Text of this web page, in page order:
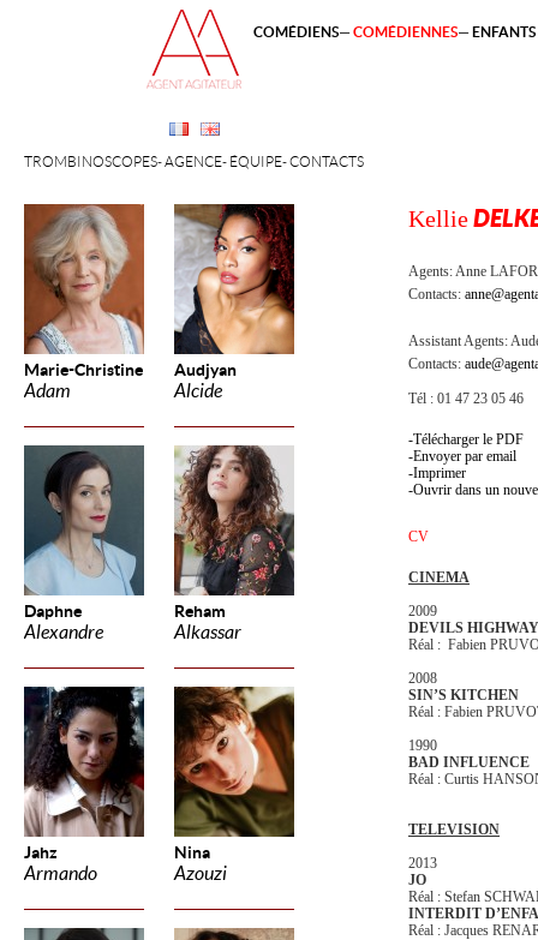
Marie-Christine
Adam
Audjyan
Alcide
Daphne
Alexandre
Reham
Alkassar
Jahz
Armando
Nina
Azouzi
TROMBINOSCOPES AGENCE ÉQUIPE CONTACTS
COMÉDIENS COMÉDIENNES
Kellie
Agents:Anne
Contacts:
Assistant Agents:
Contacts:
Tél : 01 47 23 05 46
Télécharger le PDF
Envoyer par email
Imprimer
Ouvrir dans un
CV
CINEMA
2009
DEVILS HIGHWAY
Réal : Fabien
2008
SIN’S KITCHEN
Réal : Fabien
1990
BAD INFLUENCE
Réal : Curtis
TELEVISION
2013
JO
Réal : Stefan
INTERDIT
Réal : Jacques